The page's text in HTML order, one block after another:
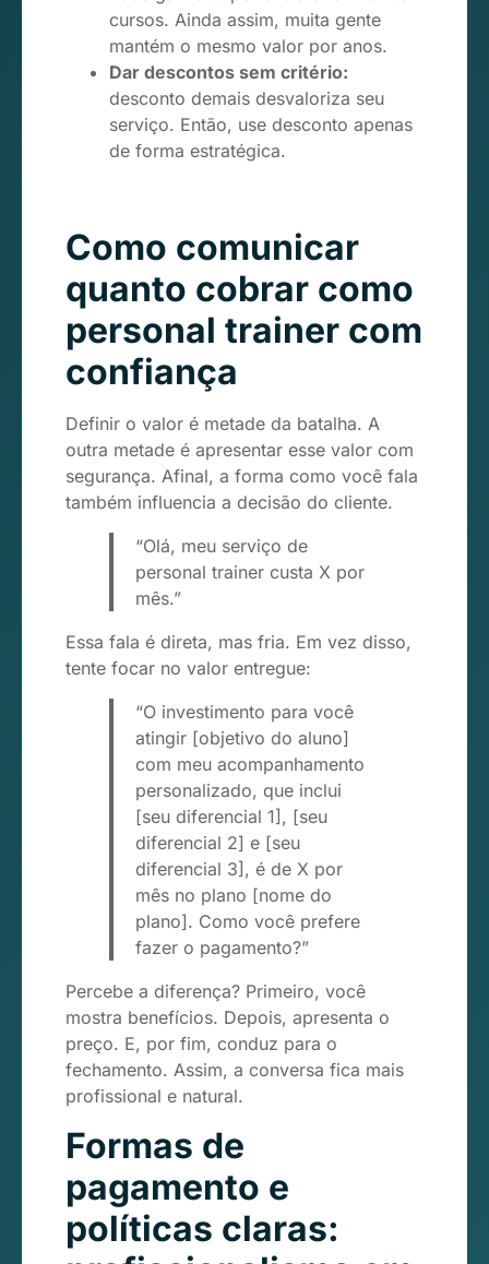
cursos. Ainda assim, muita gente
mantém o mesmo valor por anos.
Dar descontos sem critério:
desconto demais desvaloriza seu
serviço. Então, use desconto apenas
de forma estratégica.
Como comunicar
quanto cobrar como
personal trainer com
confiança
Definir o valor é metade da batalha. A
outra metade é apresentar esse valor com
segurança. Afinal, a forma como você fala
também influencia a decisão do cliente.
“Olá, meu serviço de
personal trainer custa X por
mês.”
Essa fala é direta, mas fria. Em vez disso,
tente focar no valor entregue:
“O investimento para você
atingir [objetivo do aluno]
com meu acompanhamento
personalizado, que inclui
[seu diferencial 1], [seu
diferencial 2] e [seu
diferencial 3], é de X por
mês no plano [nome do
plano]. Como você prefere
fazer o pagamento?”
Percebe a diferença? Primeiro, você
mostra benefícios. Depois, apresenta o
preço. E, por fim, conduz para o
fechamento. Assim, a conversa fica mais
profissional e natural.
Formas de
pagamento e
políticas claras: